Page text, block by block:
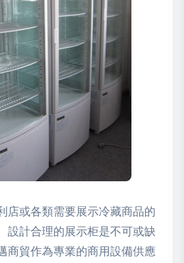
店或各類需要展示冷藏商品的
設計合理的展示柜是不可或缺
商貿作為專業的商用設備供應